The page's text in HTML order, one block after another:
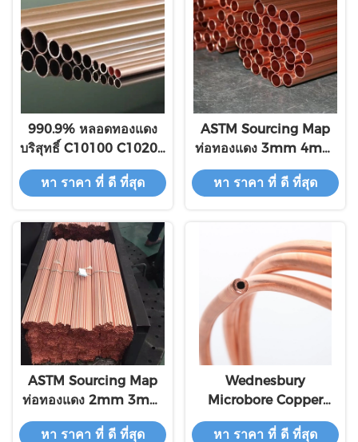
990.9% หลอดทองแดง
บริสุทธิ์ C10100 C10200
C11000 / เส้นผมหลอด
ทองแดง
หา ราคา ที่ ดี ที่สุด
ASTM Sourcing Map
ท่อทองแดง 3mm 4mm
5mm 6mm 7mm OD
X 0.5mm Wall 300mm
หา ราคา ที่ ดี ที่สุด
ASTM Sourcing Map
ท่อทองแดง 2mm 3mm
4mm 5mm 6mm
7mm OD X 0.5mm
หา ราคา ที่ ดี ที่สุด
Wednesbury
Microbore Copper
Pipe ขด 10 มม. X 10 ม.
ของท่อแตะเย็น
หา ราคา ที่ ดี ที่สุด